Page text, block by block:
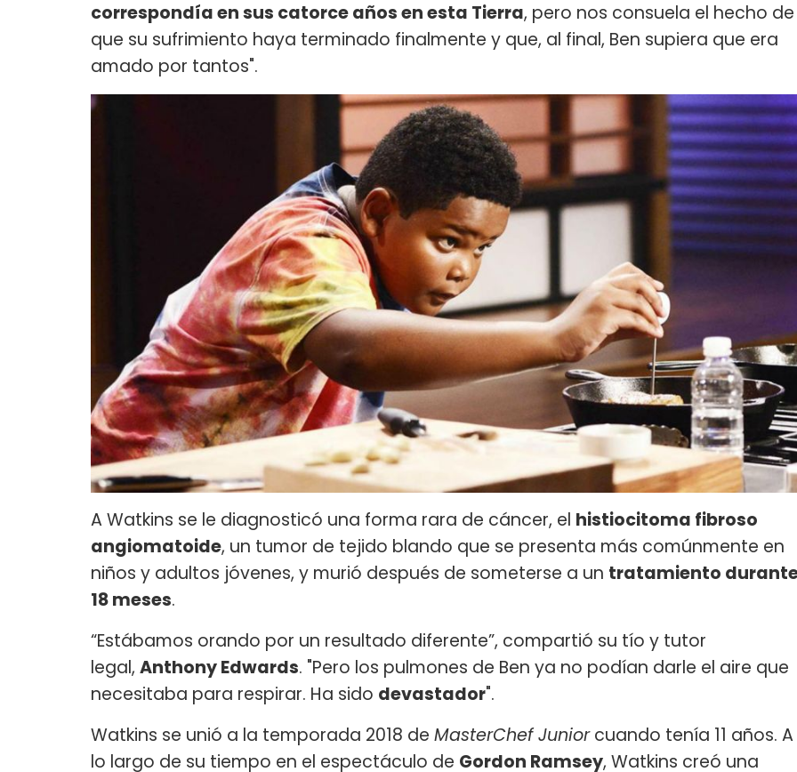
correspondía en sus catorce años en esta Tierra, pero nos consuela el hecho de
que su sufrimiento haya terminado finalmente y que, al final, Ben supiera que era
amado por tantos".
A Watkins se le diagnosticó una forma rara de cáncer, el histiocitoma fibroso
angiomatoide, un tumor de tejido blando que se presenta más comúnmente en
niños y adultos jóvenes, y murió después de someterse a un tratamiento
18 meses.
“Estábamos orando por un resultado diferente”, compartió su tío y tutor
legal, Anthony Edwards. "Pero los pulmones de Ben ya no podían darle el aire que
necesitaba para respirar. Ha sido devastador".
Watkins se unió a la temporada 2018 de MasterChef Juniorcuando tenía 11 años. A
lo largo de su tiempo en el espectáculo de Gordon Ramsey, Watkins creó una